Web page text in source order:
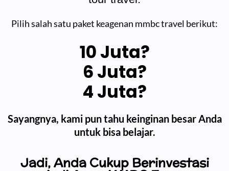
Pilih salah satu paket keagenan mmbc travel berikut:
10 Juta?
6 Juta?
4 Juta?
Sayangnya, kami pun tahu keinginan besar Anda
untuk bisa belajar.
Jadi, Anda Cukup Berinvestasi